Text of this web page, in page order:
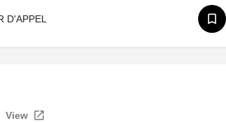
D'APPEL
View